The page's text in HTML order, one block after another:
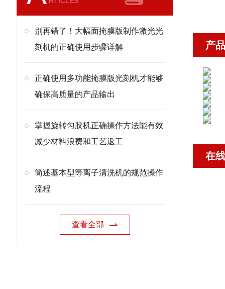
别再错了！大幅面掩膜版制作激光光
刻机的正确使用步骤详解
正确使用多功能掩膜版光刻机才能够
确保高质量的产品输出
掌握旋转匀胶机正确操作方法能有效
减少材料浪费和工艺返工
简述基本型等离子清洗机的规范操作
流程
查看全部
产
在